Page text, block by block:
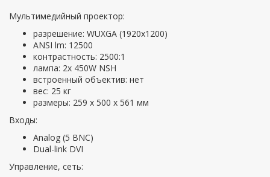
Мультимедийный проектор:
разрешение: WUXGA (1920х1200)
ANSI lm: 12500
контрастность: 2500:1
лампа: 2x 450W NSH
встроенный объектив: нет
вес: 25 кг
размеры: 259 х 500 х 561 мм
Входы:
Analog (5 BNC)
Dual-link DVI
Управление, сеть: